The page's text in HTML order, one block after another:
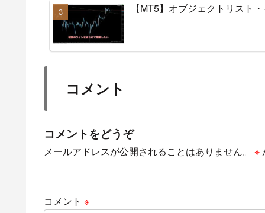
【MT5】オブジェクトリスト
コメント
コメントをどうぞ
メールアドレスが公開されることはありません。 ※
コメント ※